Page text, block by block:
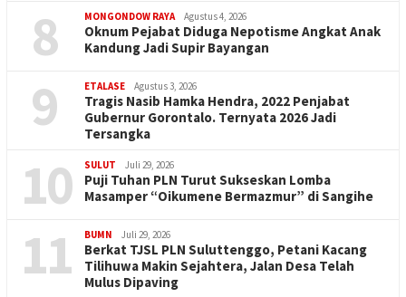
8 MONGONDOW RAYA Agustus 4, 2026
Oknum Pejabat Diduga Nepotisme Angkat Anak
Kandung Jadi Supir Bayangan
9 ETALASE Agustus 3, 2026
Tragis Nasib Hamka Hendra, 2022 Penjabat
Gubernur Gorontalo. Ternyata 2026 Jadi
Tersangka
10 SULUT Juli 29, 2026
Puji Tuhan PLN Turut Sukseskan Lomba
Masamper “Oikumene Bermazmur” di Sangihe
11 BUMN Juli 29, 2026
Berkat TJSL PLN Suluttenggo, Petani Kacang
Tilihuwa Makin Sejahtera, Jalan Desa Telah
Mulus Dipaving